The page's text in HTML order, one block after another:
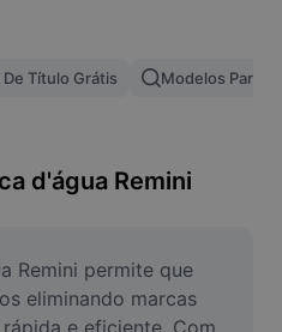
Título Grátis Modelos Para
d'água Remini
Remini permite que
eliminando marcas
e eficiente. Com